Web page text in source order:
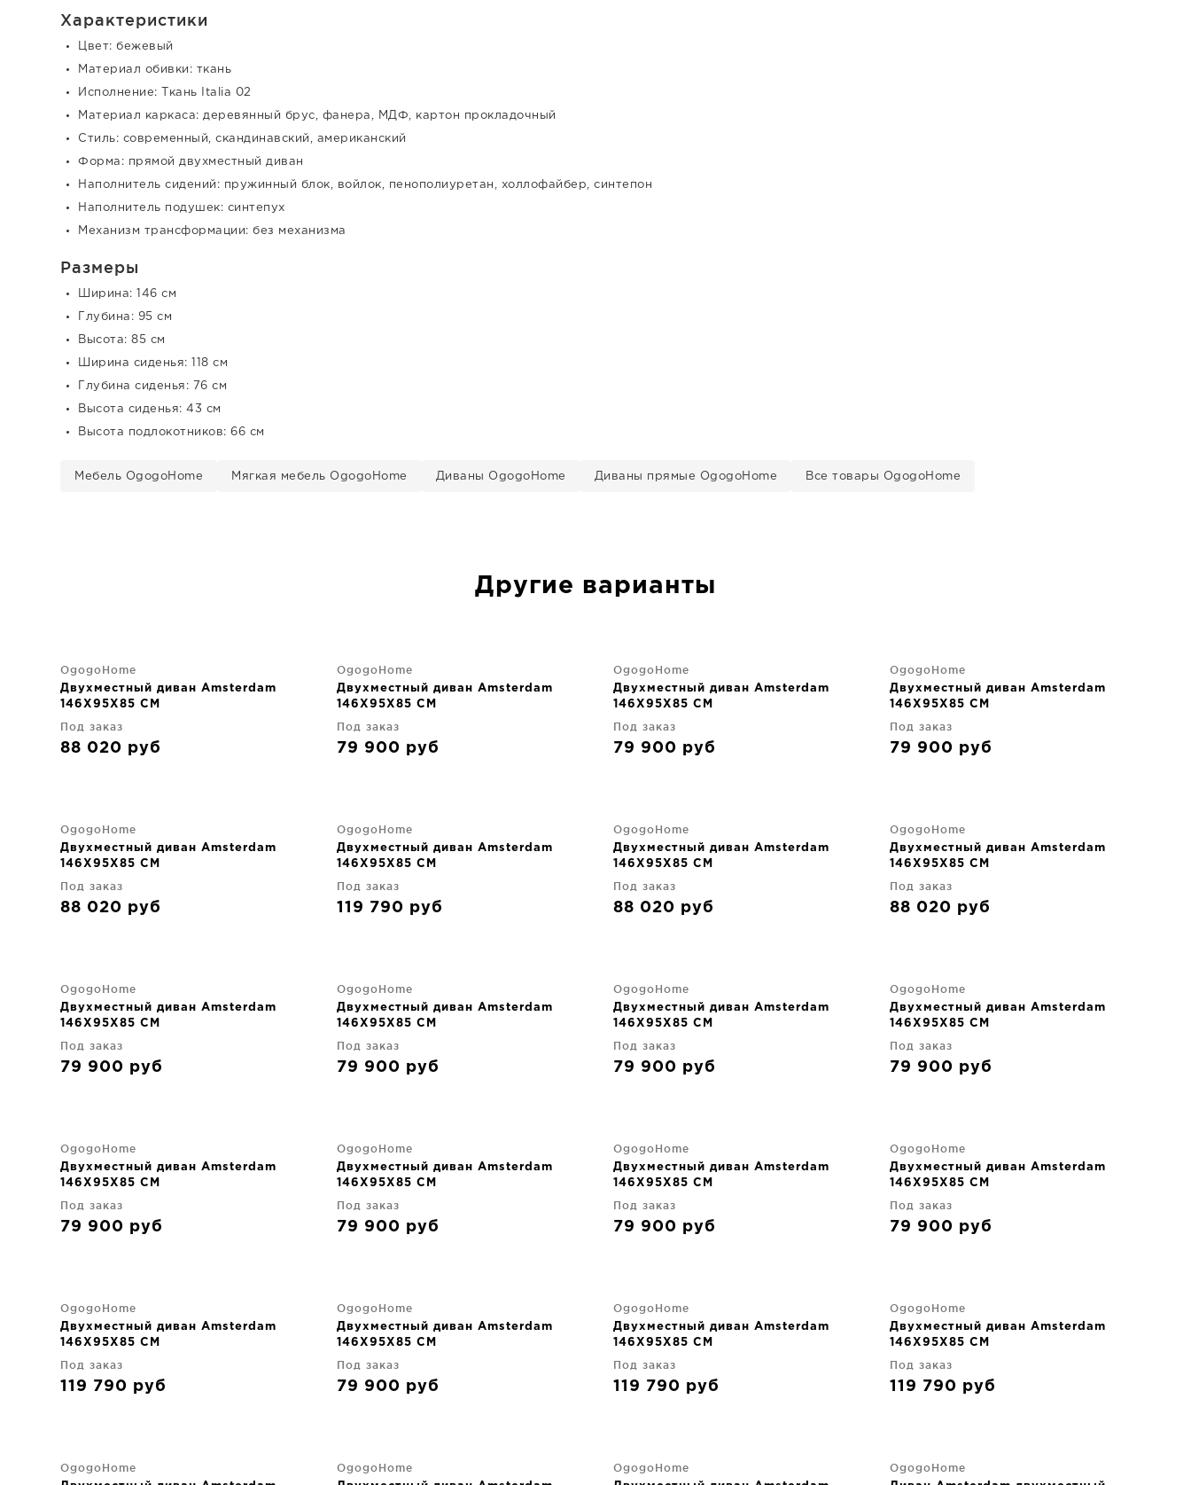
Характеристики
Цвет: бежевый
Материал обивки: ткань
Исполнение: Ткань Italia 02
Материал каркаса: деревянный брус, фанера, МДФ, картон прокладочный
Стиль: современный, скандинавский, американский
Форма: прямой двухместный диван
Наполнитель сидений: пружинный блок, войлок, пенополиуретан, холлофайбер, синтепон
Наполнитель подушек: синтепух
Механизм трансформации: без механизма
Размеры
Ширина: 146 см
Глубина: 95 см
Высота: 85 см
Ширина сиденья: 118 см
Глубина сиденья: 76 см
Высота сиденья: 43 см
Высота подлокотников: 66 см
Мебель OgogoHome Мягкая мебель OgogoHome Диваны OgogoHome Диваны прямые OgogoHome Все товары OgogoHome
Другие варианты
OgogoHome
Двухместный диван Amsterdam
146X95X85 CM
Под заказ
88 020 руб
OgogoHome
Двухместный диван Amsterdam
146X95X85 CM
Под заказ
79 900 руб
OgogoHome
Двухместный диван Amsterdam
146X95X85 CM
Под заказ
79 900 руб
OgogoHome
Двухместный диван Amsterdam
146X95X85 CM
Под заказ
79 900 руб
OgogoHome
Двухместный диван Amsterdam
146X95X85 CM
Под заказ
88 020 руб
OgogoHome
Двухместный диван Amsterdam
146X95X85 CM
Под заказ
119 790 руб
OgogoHome
Двухместный диван Amsterdam
146X95X85 CM
Под заказ
88 020 руб
OgogoHome
Двухместный диван Amsterdam
146X95X85 CM
Под заказ
88 020 руб
OgogoHome
Двухместный диван Amsterdam
146X95X85 CM
Под заказ
79 900 руб
OgogoHome
Двухместный диван Amsterdam
146X95X85 CM
Под заказ
79 900 руб
OgogoHome
Двухместный диван Amsterdam
146X95X85 CM
Под заказ
79 900 руб
OgogoHome
Двухместный диван Amsterdam
146X95X85 CM
Под заказ
79 900 руб
OgogoHome
Двухместный диван Amsterdam
146X95X85 CM
Под заказ
79 900 руб
OgogoHome
Двухместный диван Amsterdam
146X95X85 CM
Под заказ
79 900 руб
OgogoHome
Двухместный диван Amsterdam
146X95X85 CM
Под заказ
79 900 руб
OgogoHome
Двухместный диван Amsterdam
146X95X85 CM
Под заказ
79 900 руб
OgogoHome
Двухместный диван Amsterdam
146X95X85 CM
Под заказ
119 790 руб
OgogoHome
Двухместный диван Amsterdam
146X95X85 CM
Под заказ
79 900 руб
OgogoHome
Двухместный диван Amsterdam
146X95X85 CM
Под заказ
119 790 руб
OgogoHome
Двухместный диван Amsterdam
146X95X85 CM
Под заказ
119 790 руб
OgogoHome OgogoHome OgogoHome OgogoHome